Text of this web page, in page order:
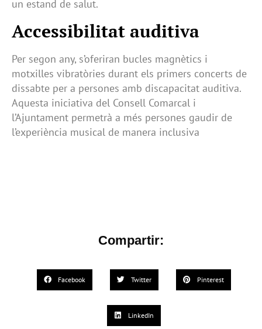
un estand de salut.
Accessibilitat auditiva
Per segon any, s’oferiran bucles magnètics i
motxilles vibratòries durant els primers concerts de
dissabte per a persones amb discapacitat auditiva.
Aquesta iniciativa del Consell Comarcal i
l’Ajuntament permetrà a més persones gaudir de
l’experiència musical de manera inclusiva
Compartir:
Facebook Twitter Pinterest
LinkedIn